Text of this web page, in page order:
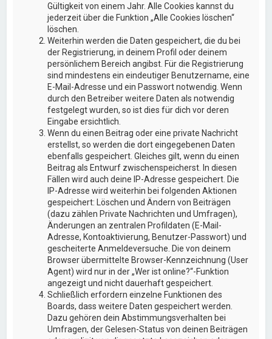
Gültigkeit von einem Jahr. Alle Cookies kannst du
jederzeit über die Funktion „Alle Cookies löschen“
löschen.
Weiterhin werden die Daten gespeichert, die du bei
der Registrierung, in deinem Profil oder deinem
persönlichem Bereich angibst. Für die Registrierung
sind mindestens ein eindeutiger Benutzername, eine
E-Mail-Adresse und ein Passwort notwendig. Wenn
durch den Betreiber weitere Daten als notwendig
festgelegt wurden, so ist dies für dich vor deren
Eingabe ersichtlich.
Wenn du einen Beitrag oder eine private Nachricht
erstellst, so werden die dort eingegebenen Daten
ebenfalls gespeichert. Gleiches gilt, wenn du einen
Beitrag als Entwurf zwischenspeicherst. In diesen
Fällen wird auch deine IP-Adresse gespeichert. Die
IP-Adresse wird weiterhin bei folgenden Aktionen
gespeichert: Löschen und Ändern von Beiträgen
(dazu zählen Private Nachrichten und Umfragen),
Änderungen an zentralen Profildaten (E-Mail-
Adresse, Kontoaktivierung, Benutzer-Passwort) und
gescheiterte Anmeldeversuche. Die von deinem
Browser übermittelte Browser-Kennzeichnung (User
Agent) wird nur in der „Wer ist online?“-Funktion
angezeigt und nicht dauerhaft gespeichert.
Schließlich erfordern einzelne Funktionen des
Boards, dass weitere Daten gespeichert werden.
Dazu gehören dein Abstimmungsverhalten bei
Umfragen, der Gelesen-Status von deinen Beiträgen